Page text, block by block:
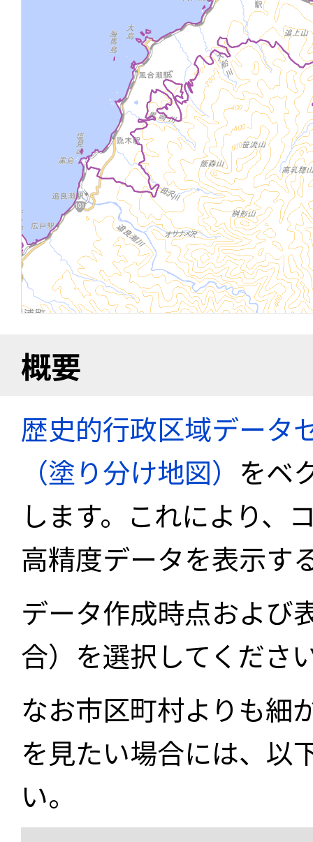
概要
歴史的行政区域データ
（塗り分け地図） をベ
します。これにより、
高精度データを表示す
データ作成時点および
合）を選択してくださ
なお市区町村よりも細
を見たい場合には、以
い。